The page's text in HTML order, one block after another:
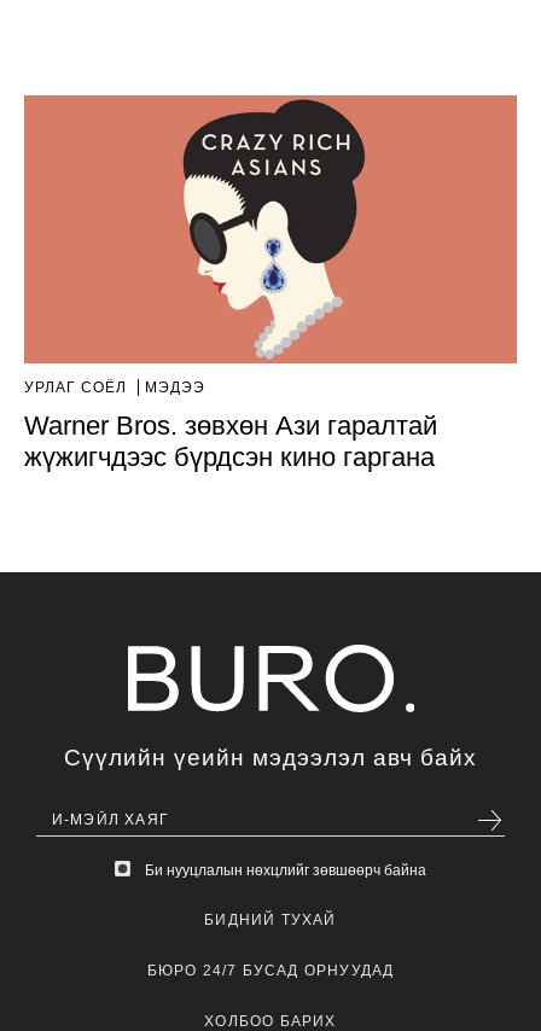
УРЛАГ СОЁЛ МЭДЭЭ
Warner Bros. зөвхөн Ази гаралтай
жүжигчдээс бүрдсэн кино гаргана
Сүүлийн үеийн мэдээлэл авч байх
Би нууцлалын нөхцлийг зөвшөөрч байна
БИДНИЙ ТУХАЙ
БЮРО 24/7 БУСАД ОРНУУДАД
ХОЛБОО БАРИХ